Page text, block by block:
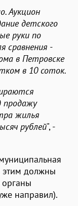
Аукцион
детского
руки по
сравнения -
в Петровске
в 10 соток.
продажу
жилья
рублей", -
этим должны
органы
направил).